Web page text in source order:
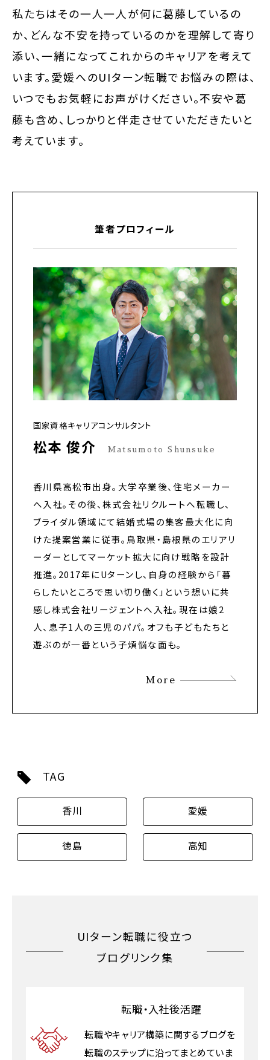
私たちはその一人一人が何に葛藤しているの
か、どんな不安を持っているのかを理解して寄り
添い、一緒になってこれからのキャリアを考えて
います。愛媛へのUIターン転職でお悩みの際は、
いつでもお気軽にお声がけください。不安や葛
藤も含め、しっかりと伴走させていただきたいと
考えています。
筆者プロフィール
国家資格キャリアコンサルタント
松本 俊介 Matsumoto Shunsuke
香川県高松市出身。大学卒業後、住宅メーカー
へ入社。その後、株式会社リクルートへ転職し、
ブライダル領域にて結婚式場の集客最大化に向
けた提案営業に従事。鳥取県・島根県のエリアリ
ーダーとしてマーケット拡大に向け戦略を設計
推進。2017年にUターンし、自身の経験から「暮
らしたいところで思い切り働く」という想いに共
感し株式会社リージェントへ入社。現在は娘2
人、息子1人の三児のパパ。オフも子どもたちと
遊ぶのが一番という子煩悩な面も。
More
TAG
香川 愛媛
徳島 高知
UIターン転職に役立つ
ブログリンク集
転職・入社後活躍
転職やキャリア構築に関するブログを
転職のステップに沿ってまとめていま